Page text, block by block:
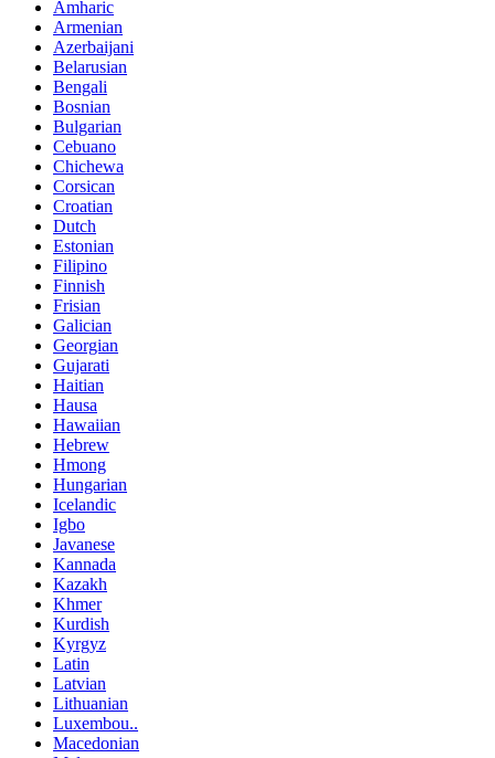
Amharic
Armenian
Azerbaijani
Belarusian
Bengali
Bosnian
Bulgarian
Cebuano
Chichewa
Corsican
Croatian
Dutch
Estonian
Filipino
Finnish
Frisian
Galician
Georgian
Gujarati
Haitian
Hausa
Hawaiian
Hebrew
Hmong
Hungarian
Icelandic
Igbo
Javanese
Kannada
Kazakh
Khmer
Kurdish
Kyrgyz
Latin
Latvian
Lithuanian
Luxembou..
Macedonian